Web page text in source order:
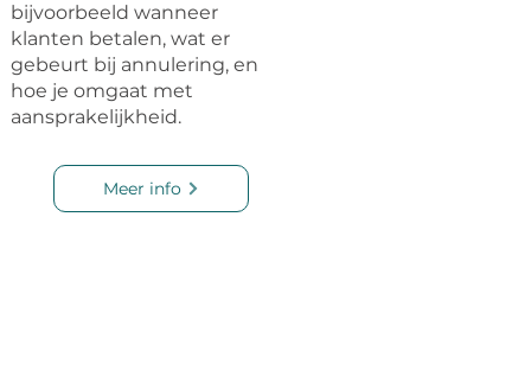
bijvoorbeeld wanneer
klanten betalen, wat er
gebeurt bij annulering, en
hoe je omgaat met
aansprakelijkheid.
Meer info